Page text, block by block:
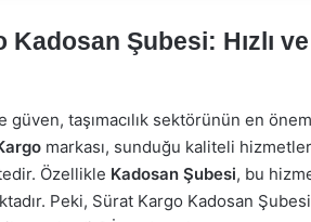
Şubesi: Hızlı ve
güven, taşımacılık sektörünün en
markası, sunduğu kaliteli
Özellikle Kadosan Şubesi, bu
Peki, Sürat Kargo Kadosan